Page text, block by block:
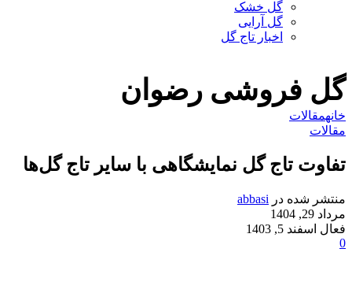
گل خشک
گل آرایی
اخبار تاج گل
گل فروشی رضوان
خانهمقالات
مقالات
تفاوت‌ تاج گل‌ نمایشگاهی با سایر تاج گل‌ها
منتشر شده در abbasi
مرداد 29, 1404
فعال اسفند 5, 1403
0